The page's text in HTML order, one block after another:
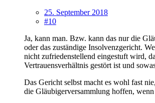
25. September 2018
#10
Ja, kann man. Bzw. kann das nur die
oder das zuständige Insolvenzgericht.
nicht zufriedenstellend eingestuft wird,
Vertrauensverhältnis gestört ist und
Das Gericht selbst macht es wohl fast
die Gläubigerversammlung hoffen,